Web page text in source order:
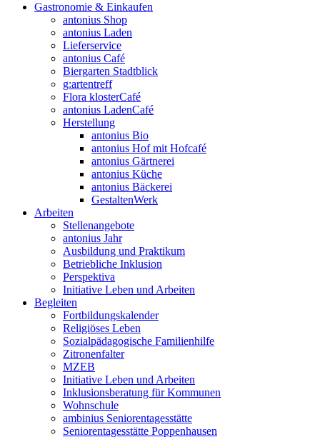
Gastronomie & Einkaufen
antonius Shop
antonius Laden
Lieferservice
antonius Café
Biergarten Stadtblick
g:artentreff
Flora klosterCafé
antonius LadenCafé
Herstellung
antonius Bio
antonius Hof mit Hofcafé
antonius Gärtnerei
antonius Küche
antonius Bäckerei
GestaltenWerk
Arbeiten
Stellenangebote
antonius Jahr
Ausbildung und Praktikum
Betriebliche Inklusion
Perspektiva
Initiative Leben und Arbeiten
Begleiten
Fortbildungskalender
Religiöses Leben
Sozialpädagogische Familienhilfe
Zitronenfalter
MZEB
Initiative Leben und Arbeiten
Inklusionsberatung für Kommunen
Wohnschule
ambinius Seniorentagesstätte
Seniorentagesstätte Poppenhausen